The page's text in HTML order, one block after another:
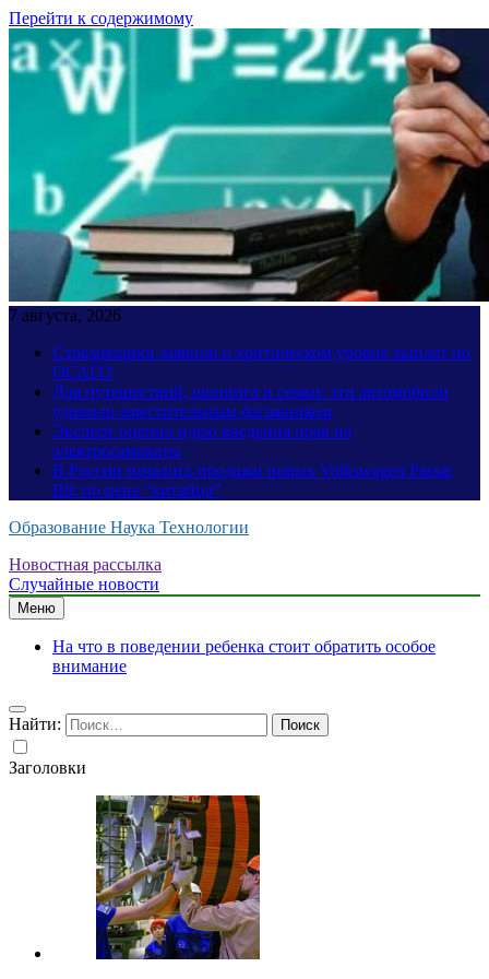
Перейти к содержимому
7 августа, 2026
Страховщики заявили о критическом уровне выплат по
ОСАГО
Для путешествий, шопинга и семьи: эти автомобили
удивили вместительным багажником
Эксперт оценил идею введения прав на
электросамокаты
В России начались продажи новых Volkswagen Passat
B9: по цене “китайца”
Образование Наука Технологии
Новостная рассылка
Случайные новости
Меню
На что в поведении ребенка стоит обратить особое
внимание
Найти:
Заголовки